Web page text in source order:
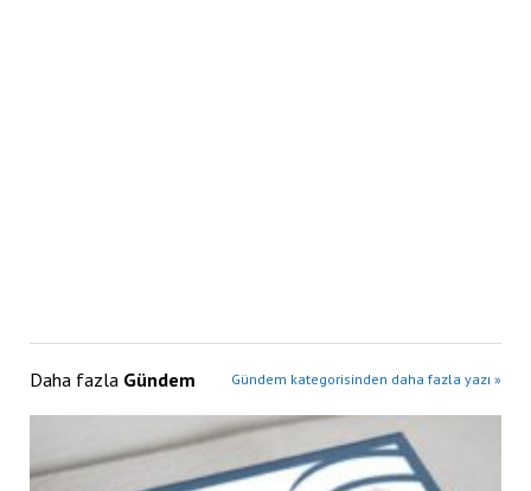
Daha fazla Gündem Gündem kategorisinden daha fazla yazı »